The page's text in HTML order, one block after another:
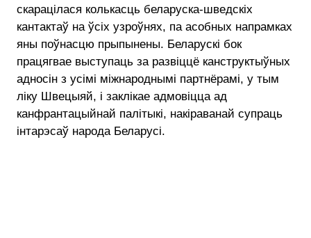
скарацілася колькасць беларуска-шведскіх
кантактаў на ўсіх узроўнях, па асобных напрамках
яны поўнасцю прыпынены. Беларускі бок
працягвае выступаць за развіццё канструктыўных
адносін з усімі міжнароднымі партнёрамі, у тым
ліку Швецыяй, і заклікае адмовіцца ад
канфрантацыйнай палітыкі, накіраванай супраць
інтарэсаў народа Беларусі.